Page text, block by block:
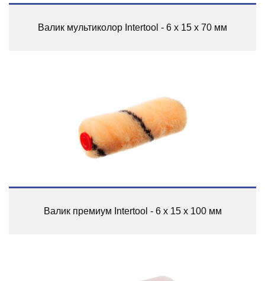
Валик мультиколор Intertool - 6 х 15 х 70 мм
Валик премиум Intertool - 6 х 15 х 100 мм